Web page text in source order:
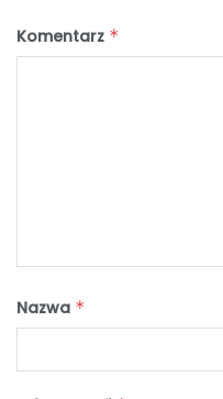
Komentarz *
Nazwa *